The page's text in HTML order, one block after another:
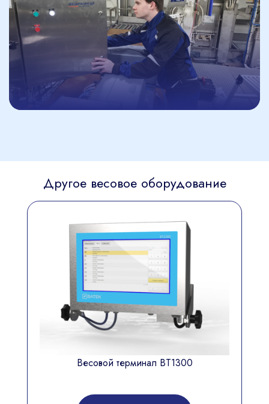
Другое весовое оборудование
Весовой терминал ВТ1300